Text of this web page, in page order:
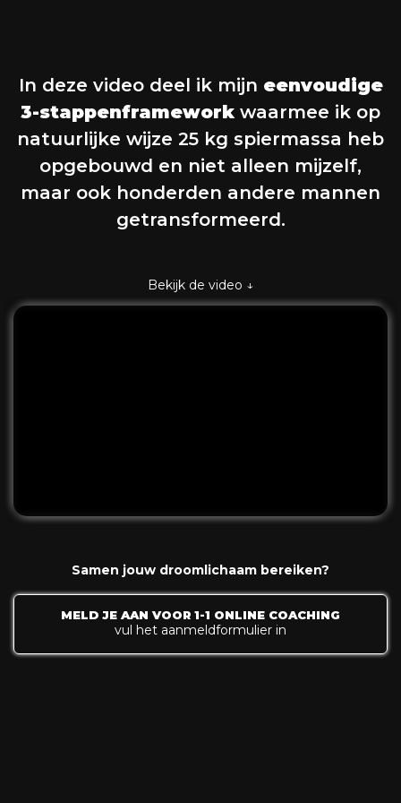
In deze video deel ik mijn eenvoudige
3-stappenframeworkwaarmee ik op
natuurlijke wijze 25 kg spiermassa heb
opgebouwd en niet alleen mijzelf,
maar ook honderden andere mannen
getransformeerd.
Bekijk de video ↓
Samen jouw droomlichaam bereiken?
MELD JE AAN VOOR 1-1 ONLINE COACHING
vul het aanmeldformulier in